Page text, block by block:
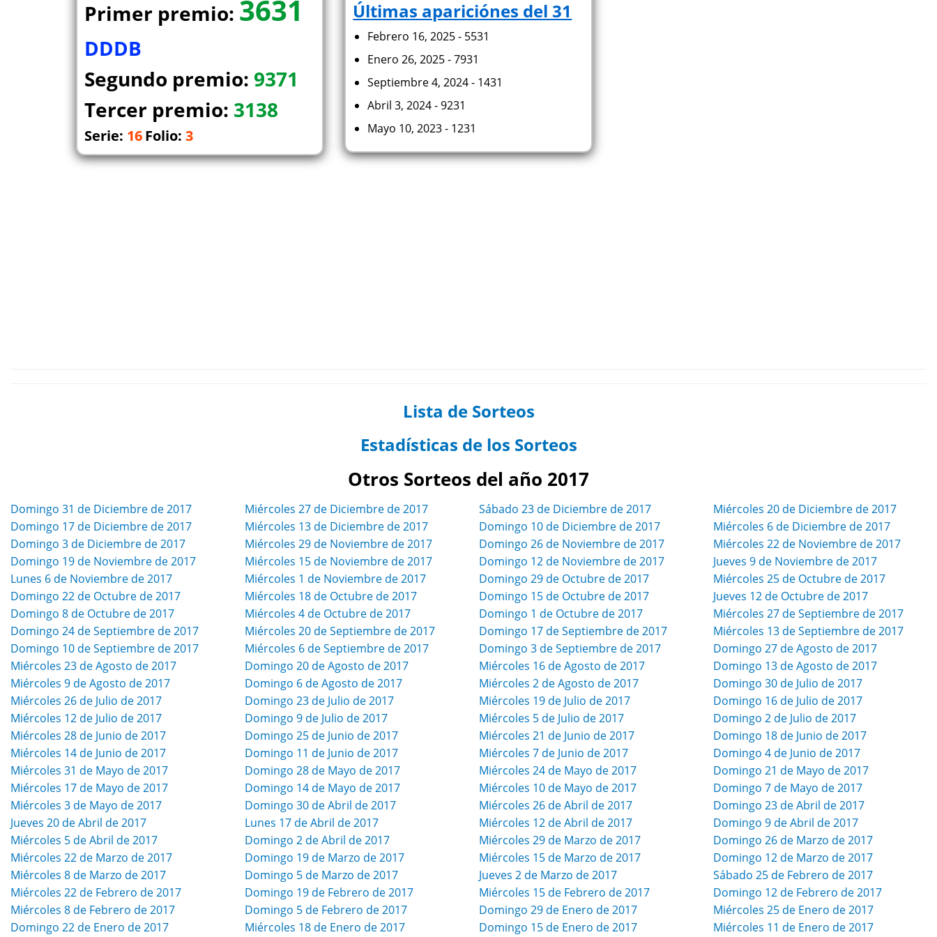
Primer premio: 3631
DDDB
Segundo premio: 9371
Tercer premio: 3138
Serie: 16Folio: 3
Últimas apariciónes del 31
Febrero 16, 2025 - 5531
Enero 26, 2025 - 7931
Septiembre 4, 2024 - 1431
Abril 3, 2024 - 9231
Mayo 10, 2023 - 1231
Lista de Sorteos
Estadísticas de los Sorteos
Otros Sorteos del año 2017
Domingo 31 de Diciembre de 2017 Miércoles 27 de Diciembre de 2017 Sábado 23 de Diciembre de 2017
Miércoles 20 de Diciembre de 2017
Domingo 17 de Diciembre de 2017
Miércoles 13 de Diciembre de 2017 Domingo 10 de Diciembre de 2017
Miércoles 6 de Diciembre de 2017
Domingo 3 de Diciembre de 2017
Miércoles 29 de Noviembre de 2017 Domingo 26 de Noviembre de 2017
Miércoles 22 de Noviembre de 2017
Domingo 19 de Noviembre de 2017
Miércoles 15 de Noviembre de 2017 Domingo 12 de Noviembre de 2017
Jueves 9 de Noviembre de 2017
Lunes 6 de Noviembre de 2017
Miércoles 1 de Noviembre de 2017 Domingo 29 de Octubre de 2017
Miércoles 25 de Octubre de 2017
Domingo 22 de Octubre de 2017
Miércoles 18 de Octubre de 2017 Domingo 15 de Octubre de 2017
Jueves 12 de Octubre de 2017
Domingo 8 de Octubre de 2017
Miércoles 4 de Octubre de 2017 Domingo 1 de Octubre de 2017
Miércoles 27 de Septiembre de 2017
Domingo 24 de Septiembre de 2017
Miércoles 20 de Septiembre de 2017 Domingo 17 de Septiembre de 2017
Miércoles 13 de Septiembre de 2017
Domingo 10 de Septiembre de 2017
Miércoles 6 de Septiembre de 2017 Domingo 3 de Septiembre de 2017
Domingo 27 de Agosto de 2017
Miércoles 23 de Agosto de 2017
Domingo 20 de Agosto de 2017 Miércoles 16 de Agosto de 2017
Domingo 13 de Agosto de 2017
Miércoles 9 de Agosto de 2017
Domingo 6 de Agosto de 2017 Miércoles 2 de Agosto de 2017
Domingo 30 de Julio de 2017
Miércoles 26 de Julio de 2017
Domingo 23 de Julio de 2017 Miércoles 19 de Julio de 2017
Domingo 16 de Julio de 2017
Miércoles 12 de Julio de 2017
Domingo 9 de Julio de 2017 Miércoles 5 de Julio de 2017
Domingo 2 de Julio de 2017
Miércoles 28 de Junio de 2017
Domingo 25 de Junio de 2017 Miércoles 21 de Junio de 2017
Domingo 18 de Junio de 2017
Miércoles 14 de Junio de 2017
Domingo 11 de Junio de 2017 Miércoles 7 de Junio de 2017
Domingo 4 de Junio de 2017
Miércoles 31 de Mayo de 2017
Domingo 28 de Mayo de 2017 Miércoles 24 de Mayo de 2017
Domingo 21 de Mayo de 2017
Miércoles 17 de Mayo de 2017
Domingo 14 de Mayo de 2017 Miércoles 10 de Mayo de 2017
Domingo 7 de Mayo de 2017
Miércoles 3 de Mayo de 2017
Domingo 30 de Abril de 2017 Miércoles 26 de Abril de 2017
Domingo 23 de Abril de 2017
Jueves 20 de Abril de 2017
Lunes 17 de Abril de 2017 Miércoles 12 de Abril de 2017
Domingo 9 de Abril de 2017
Miércoles 5 de Abril de 2017
Domingo 2 de Abril de 2017 Miércoles 29 de Marzo de 2017
Domingo 26 de Marzo de 2017
Miércoles 22 de Marzo de 2017
Domingo 19 de Marzo de 2017 Miércoles 15 de Marzo de 2017
Domingo 12 de Marzo de 2017
Miércoles 8 de Marzo de 2017
Domingo 5 de Marzo de 2017 Jueves 2 de Marzo de 2017
Sábado 25 de Febrero de 2017
Miércoles 22 de Febrero de 2017
Domingo 19 de Febrero de 2017 Miércoles 15 de Febrero de 2017
Domingo 12 de Febrero de 2017
Miércoles 8 de Febrero de 2017
Domingo 5 de Febrero de 2017 Domingo 29 de Enero de 2017
Miércoles 25 de Enero de 2017
Domingo 22 de Enero de 2017
Miércoles 18 de Enero de 2017 Domingo 15 de Enero de 2017 Miércoles 11 de Enero de 2017